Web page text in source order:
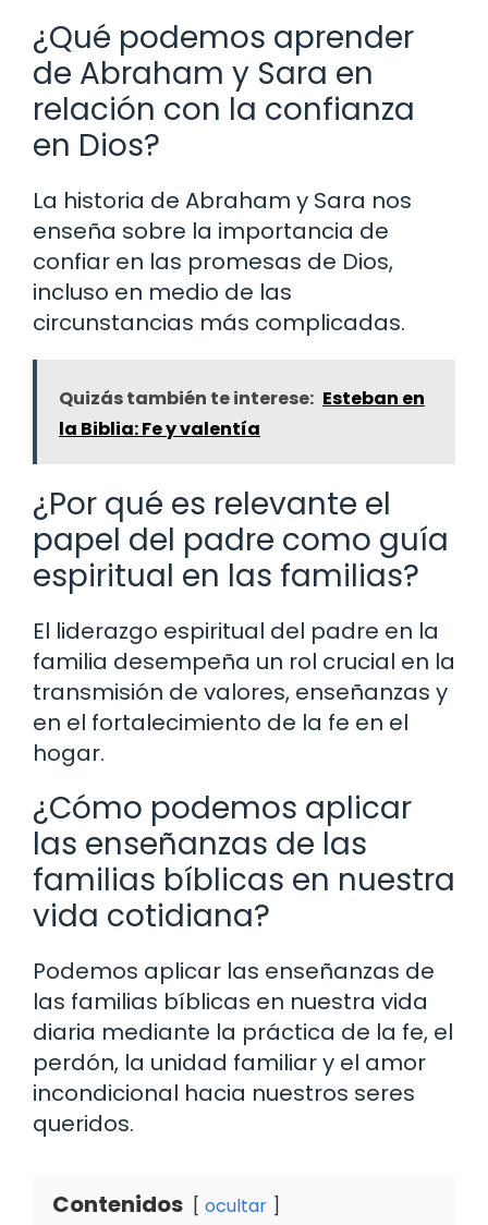
¿Qué podemos aprender
de Abraham y Sara en
relación con la confianza
en Dios?
La historia de Abraham y Sara nos
enseña sobre la importancia de
confiar en las promesas de Dios,
incluso en medio de las
circunstancias más complicadas.
Quizás también te interese: Esteban en
la Biblia: Fe y valentía
¿Por qué es relevante el
papel del padre como guía
espiritual en las familias?
El liderazgo espiritual del padre en la
familia desempeña un rol crucial en la
transmisión de valores, enseñanzas y
en el fortalecimiento de la fe en el
hogar.
¿Cómo podemos aplicar
las enseñanzas de las
familias bíblicas en nuestra
vida cotidiana?
Podemos aplicar las enseñanzas de
las familias bíblicas en nuestra vida
diaria mediante la práctica de la fe, el
perdón, la unidad familiar y el amor
incondicional hacia nuestros seres
queridos.
Contenidos ocultar